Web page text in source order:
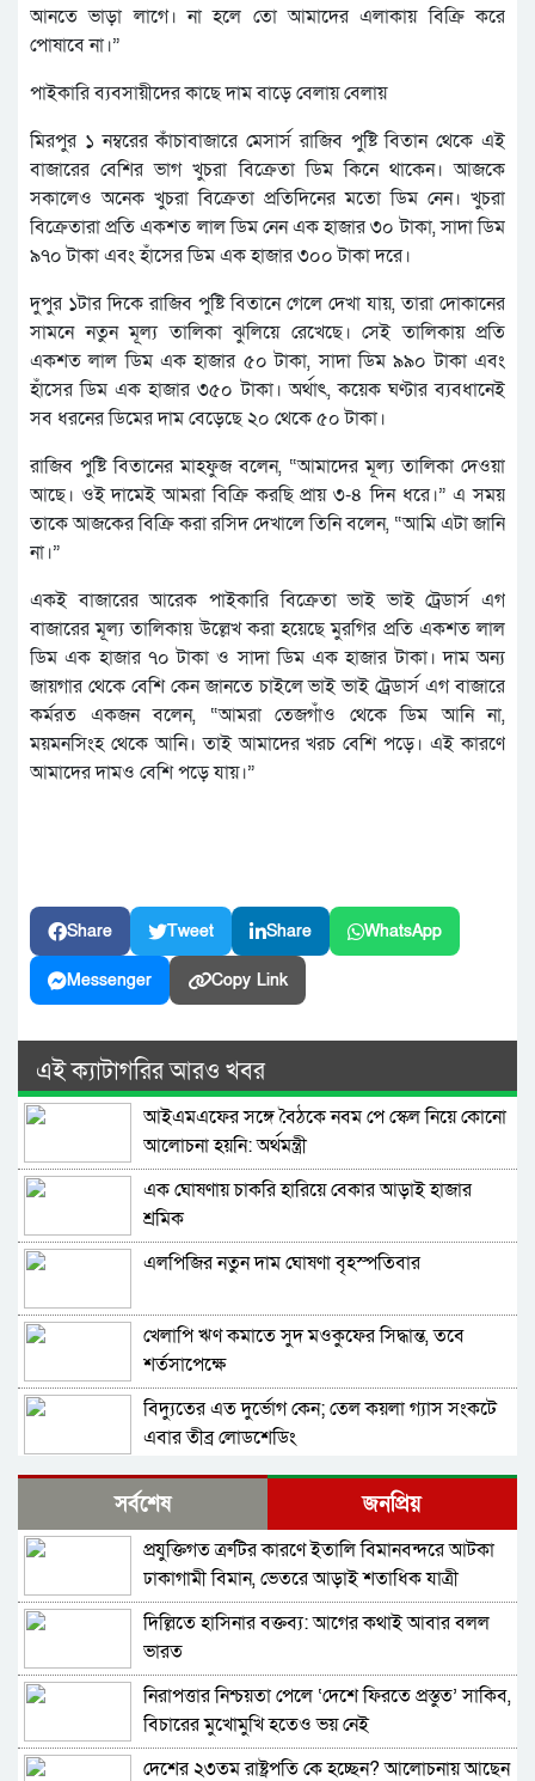
আনতে ভাড়া লাগে। না হলে তো আমাদের এলাকায় বিক্রি করে
পোষাবে না।”
পাইকারি ব্যবসায়ীদের কাছে দাম বাড়ে বেলায় বেলায়
মিরপুর ১ নম্বরের কাঁচাবাজারে মেসার্স রাজিব পুষ্টি বিতান থেকে এই
বাজারের বেশির ভাগ খুচরা বিক্রেতা ডিম কিনে থাকেন। আজকে
সকালেও অনেক খুচরা বিক্রেতা প্রতিদিনের মতো ডিম নেন। খুচরা
বিক্রেতারা প্রতি একশত লাল ডিম নেন এক হাজার ৩০ টাকা, সাদা ডিম
৯৭০ টাকা এবং হাঁসের ডিম এক হাজার ৩০০ টাকা দরে।
দুপুর ১টার দিকে রাজিব পুষ্টি বিতানে গেলে দেখা যায়, তারা দোকানের
সামনে নতুন মূল্য তালিকা ঝুলিয়ে রেখেছে। সেই তালিকায় প্রতি
একশত লাল ডিম এক হাজার ৫০ টাকা, সাদা ডিম ৯৯০ টাকা এবং
হাঁসের ডিম এক হাজার ৩৫০ টাকা। অর্থাৎ, কয়েক ঘণ্টার ব্যবধানেই
সব ধরনের ডিমের দাম বেড়েছে ২০ থেকে ৫০ টাকা।
রাজিব পুষ্টি বিতানের মাহফুজ বলেন, “আমাদের মূল্য তালিকা দেওয়া
আছে। ওই দামেই আমরা বিক্রি করছি প্রায় ৩-৪ দিন ধরে।” এ সময়
তাকে আজকের বিক্রি করা রসিদ দেখালে তিনি বলেন, “আমি এটা জানি
না।”
একই বাজারের আরেক পাইকারি বিক্রেতা ভাই ভাই ট্রেডার্স এগ
বাজারের মূল্য তালিকায় উল্লেখ করা হয়েছে মুরগির প্রতি একশত লাল
ডিম এক হাজার ৭০ টাকা ও সাদা ডিম এক হাজার টাকা। দাম অন্য
জায়গার থেকে বেশি কেন জানতে চাইলে ভাই ভাই ট্রেডার্স এগ বাজারে
কর্মরত একজন বলেন, “আমরা তেজগাঁও থেকে ডিম আনি না,
ময়মনসিংহ থেকে আনি। তাই আমাদের খরচ বেশি পড়ে। এই কারণে
আমাদের দামও বেশি পড়ে যায়।”
Share Tweet Share WhatsApp
Messenger Copy Link
এই ক্যাটাগরির আরও খবর
আইএমএফের সঙ্গে বৈঠকে নবম পে স্কেল নিয়ে কোনো
আলোচনা হয়নি: অর্থমন্ত্রী
এক ঘোষণায় চাকরি হারিয়ে বেকার আড়াই হাজার
শ্রমিক
এলপিজির নতুন দাম ঘোষণা বৃহস্পতিবার
খেলাপি ঋণ কমাতে সুদ মওকুফের সিদ্ধান্ত, তবে
শর্তসাপেক্ষে
বিদ্যুতের এত দুর্ভোগ কেন; তেল কয়লা গ্যাস সংকটে
এবার তীব্র লোডশেডিং
বাংলাদেশ-পাকিস্তান দ্বিপাক্ষিক বাণিজ্য সহযোগিতা
বাড়ানোর উদ্যোগ
বিশ্বব্যাংক বাংলাদেশকে ১১০ কোটি ডলার দিচ্ছে
একের পর এক বন্ধ হচ্ছে পোশাক কারখানা
সঞ্চয়পত্র বিক্রিতে ব্যাংকগুলোকে নতুন নির্দেশনা
আগামী ১ জুলাই থেকে নতুন পে স্কেল, সম্ভাব্য বেতনের
সর্বশেষ জনপ্রিয়
প্রযুক্তিগত ত্রুটির কারণে ইতালি বিমানবন্দরে আটকা
ঢাকাগামী বিমান, ভেতরে আড়াই শতাধিক যাত্রী
দিল্লিতে হাসিনার বক্তব্য: আগের কথাই আবার বলল
ভারত
নিরাপত্তার নিশ্চয়তা পেলে ‘দেশে ফিরতে প্রস্তুত’ সাকিব,
বিচারের মুখোমুখি হতেও ভয় নেই
দেশের ২৩তম রাষ্ট্রপতি কে হচ্ছেন? আলোচনায় আছেন